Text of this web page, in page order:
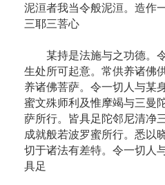
泥洹者我当令般泥洹。造作
三耶三菩心
某持是法施与之功德。令
生处所可起意。常供养诸佛
养诸佛菩萨。令一切人与某
蜜文殊师利及惟摩竭与三曼
萨所行。皆具足陀邻尼清净
成就般若波罗蜜所行。悉以
切于诸法有差特。令一切人
具足